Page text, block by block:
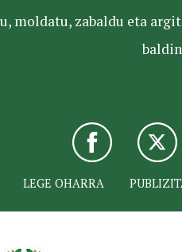
moldatu, zabaldu eta
LEGE OHARRA